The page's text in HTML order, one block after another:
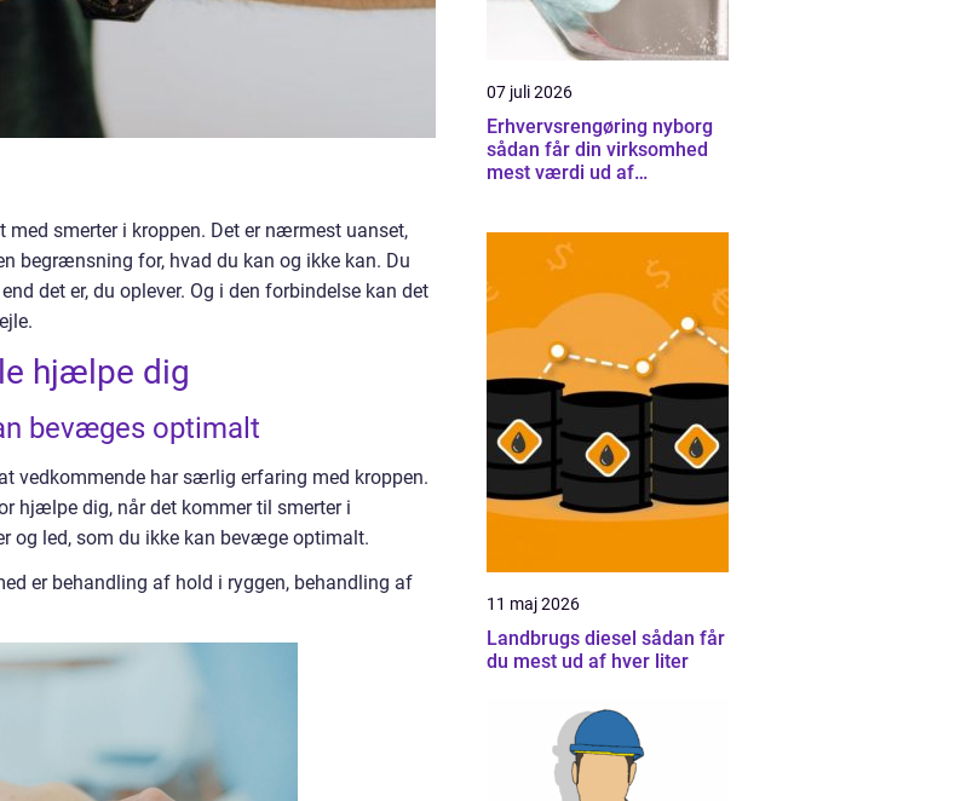
smerter i kroppen. Det er nærmest uanset,
begrænsning for, hvad du kan og ikke kan. Du
det er, du oplever. Og i den forbindelse kan det
hjælpe dig
bevæges optimalt
vedkommende har særlig erfaring med kroppen.
hjælpe dig, når det kommer til smerter i
og led, som du ikke kan bevæge optimalt.
er behandling af hold i ryggen, behandling af
07 juli 2026
Erhvervsrengøring nyborg
sådan får din virksomhed
mest værdi ud af
11 maj 2026
Landbrugs diesel sådan får
du mest ud af hver liter